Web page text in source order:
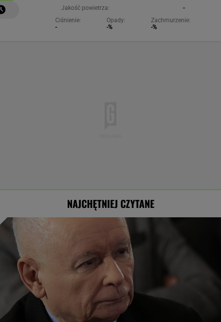
Jakość powietrza:
-
Ciśnienie:
-
Opady:
-%
Zachmurzenie:
-%
NAJCHĘTNIEJ CZYTANE